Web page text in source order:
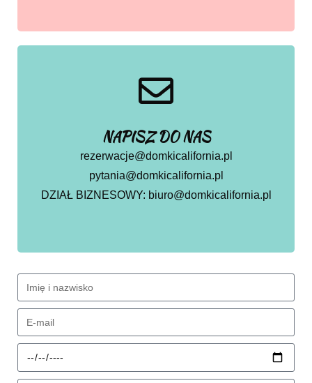
NAPISZ DO NAS
rezerwacje@domkicalifornia.pl
pytania@domkicalifornia.pl
DZIAŁ BIZNESOWY: biuro@domkicalifornia.pl